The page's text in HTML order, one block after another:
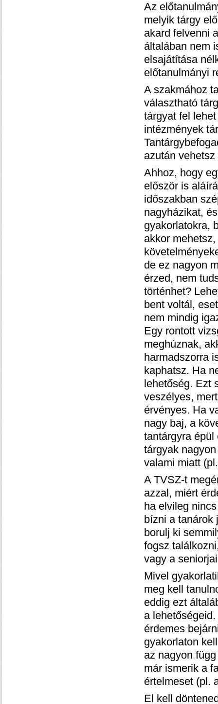
Az
melyik tárgy
akard felvenni
általában nem
elsajátítása
előtanulmányi
A szakmához
választható
tárgyat fel
intézmények
azután
Ahhoz, hogy
először is
időszakban
nagyházikat,
gyakorlatokra,
akkor
de ez nagyon
érzed, nem
történhet?
bent voltál,
nem mindig
Egy rontott
meghúznak,
harmadszorra
kaphatsz. Ha
lehetőség. Ezt
veszélyes,
érvényes. Ha
nagy baj, a
tantárgyra
tárgyak
valami miatt
A TVSZ-t
azzal, miért
ha elvileg
bízni a tanárok
borulj ki
fogsz
vagy a
Mivel
meg kell
eddig ezt
a
érdemes
gyakorlaton
az nagyon
már ismerik a
értelmeset (pl.
El kell